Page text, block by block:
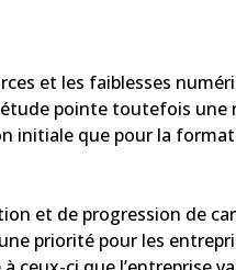
et les faiblesses
pointe toutefois une
initiale que pour la
et de progression de
priorité pour les